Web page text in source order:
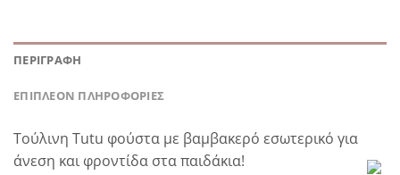
ΠΕΡΙΓΡΑΦΉ
ΕΠΙΠΛΈΟΝ ΠΛΗΡΟΦΟΡΊΕΣ
Τούλινη Tutu φούστα με βαμβακερό εσωτερικό για
άνεση και φροντίδα στα παιδάκια!